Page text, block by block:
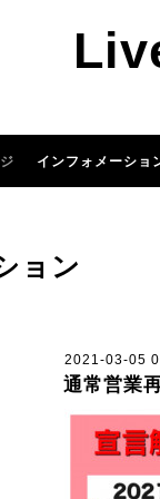
インフォメーショ
ョン
2021-03-05
通常営業